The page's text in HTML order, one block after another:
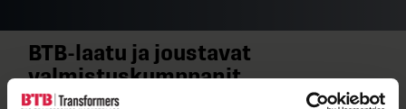
BTB-​laatu ja joustavat
valmistuskumppanit